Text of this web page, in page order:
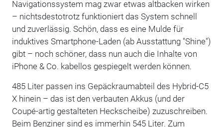
Navigationssystem mag zwar etwas altbacken wirken
– nichtsdestotrotz funktioniert das System schnell
und zuverlässig. Schön, dass es eine Mulde für
induktives Smartphone-Laden (ab Ausstattung "Shine")
gibt – noch schöner, dass nun auch die Inhalte von
iPhone & Co. kabellos gespiegelt werden können.
485 Liter passen ins Gepäckraumabteil des Hybrid-C5
X hinein – das ist den verbauten Akkus (und der
Coupé-artig gestalteten Heckscheibe) zuzuschreiben.
Beim Benziner sind es immerhin 545 Liter. Zum